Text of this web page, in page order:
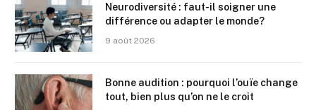
Neurodiversité : faut-il soigner une
différence ou adapter le monde?
9 août 2026
Bonne audition : pourquoi l’ouïe change
tout, bien plus qu’on ne le croit